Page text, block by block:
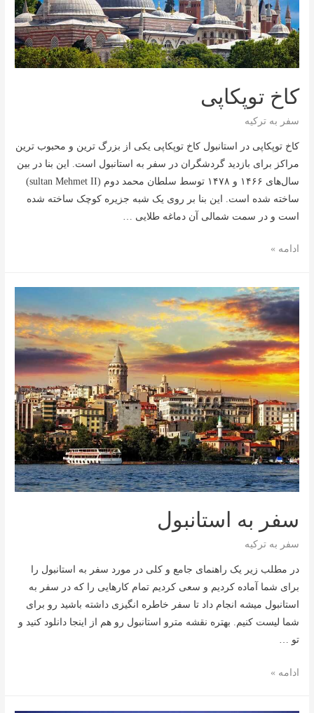
کاخ توپکاپی
سفر به ترکیه
کاخ توپکاپی در استانبول کاخ توپکاپی یکی از بزرگ ‌ترین و محبوب ‌ترین
مراکز برای بازدید گردشگران در سفر به استانبول است. این بنا در بین
سال‌های ۱۴۶۶ و ۱۴۷۸ توسط سلطان محمد دوم (sultan Mehmet II)
ساخته ‌شده است. این بنا بر روی یک ‌شبه جزیره کوچک ساخته ‌شده
است و در سمت شمالی آن دماغه طلایی …
کاخ
ادامه »
سفر به استانبول
سفر به ترکیه
در مطلب زیر یک راهنمای جامع و کلی در مورد سفر به استانبول را
برای شما آماده کردیم و سعی کردیم تمام کارهایی را که در سفر به
استانبول میشه انجام داد تا سفر خاطره انگیزی داشته باشید رو برای
شما لیست کنیم. بهتره نقشه مترو استانبول رو هم از اینجا دانلود کنید و
تو …
سفر
ادامه »